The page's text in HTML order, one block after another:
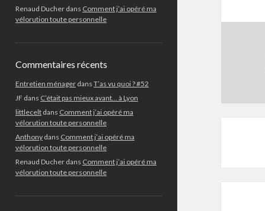
Renaud Ducherdans Comment j’ai opéré ma
vélorution toute personnelle
Commentaires récents
Entretien ménagerdans T’as vu quoi ? #52
JF dans C’était pas mieux avant… à Lyon
littleceltdans Comment j’ai opéré ma
vélorution toute personnelle
Anthonydans Comment j’ai opéré ma
vélorution toute personnelle
Renaud Ducherdans Comment j’ai opéré ma
vélorution toute personnelle